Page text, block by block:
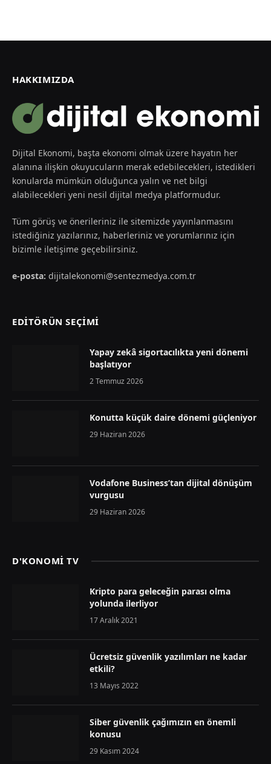
HAKKIMIZDA
Dijital Ekonomi, başta ekonomi olmak üzere hayatın her
alanına ilişkin okuyucuların merak edebilecekleri, istedikleri
konularda mümkün olduğunca yalın ve net bilgi
alabilecekleri yeni nesil dijital medya platformudur.
Tüm görüş ve önerileriniz ile sitemizde yayınlanmasını
istediğiniz yazılarınız, haberleriniz ve yorumlarınız için
bizimle iletişime geçebilirsiniz.
e-posta: dijitalekonomi@sentezmedya.com.tr
EDİTÖRÜN SEÇİMİ
Yapay zekâ sigortacılıkta yeni dönemi
başlatıyor
2 Temmuz 2026
Konutta küçük daire dönemi güçleniyor
29 Haziran 2026
Vodafone Business’tan dijital dönüşüm
vurgusu
29 Haziran 2026
D'KONOMİ TV
Kripto para geleceğin parası olma
yolunda ilerliyor
17 Aralık 2021
Ücretsiz güvenlik yazılımları ne kadar
etkili?
13 Mayıs 2022
Siber güvenlik çağımızın en önemli
konusu
29 Kasım 2024